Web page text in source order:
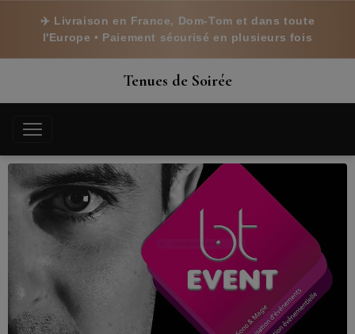
✈️ Livraison en France, Dom-Tom et dans toute
l'Europe • Paiement sécurisé en plusieurs fois
Tenues de Soirée